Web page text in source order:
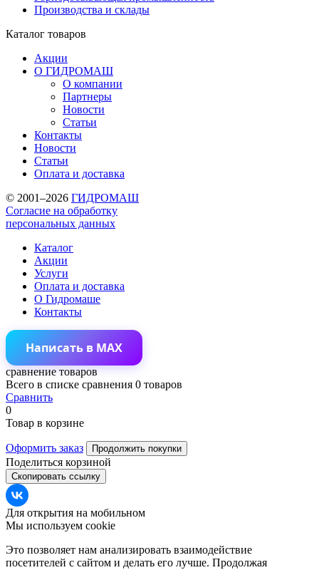
Производства и склады
Каталог товаров
Акции
О ГИДРОМАШ
О компании
Партнеры
Новости
Статьи
Контакты
Новости
Статьи
Оплата и доставка
© 2001–2026 ГИДРОМАШ
Согласие на обработку
персональных данных
Каталог
Акции
Услуги
Оплата и доставка
О Гидромаше
Контакты
Написать в MAX
сравнение товаров
Всего в списке сравнения 0 товаров
Сравнить
0
Товар в корзине
Оформить заказ Продолжить покупки
Поделиться корзиной
Скопировать ссылку
Для открытия на мобильном
Мы используем cookie
Это позволяет нам анализировать взаимодействие
посетителей с сайтом и делать его лучше. Продолжая